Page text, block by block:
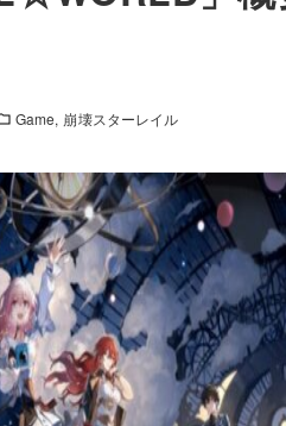
Game 崩壊スターレイル